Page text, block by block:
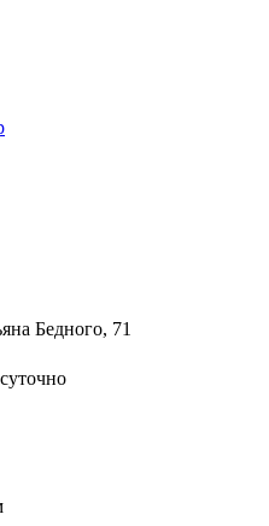
Бедного, 71